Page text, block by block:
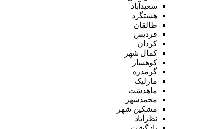
سعیدآباد
هشتگرد
طالقان
فردیس
کردان
کمال شهر
کوهسار
گرمدره
مارلیک
ماهدشت
محمدشهر
مشکین شهر
نظرآباد